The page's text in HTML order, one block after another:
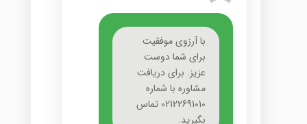
با آرزوی موفقیت
برای شما دوست
عزیز. برای دریافت
مشاوره با شماره
02122691010 تماس
بگیرید.